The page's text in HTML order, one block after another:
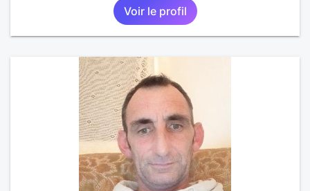
Voir le profil